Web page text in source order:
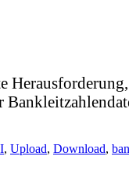
, Upload, Download,